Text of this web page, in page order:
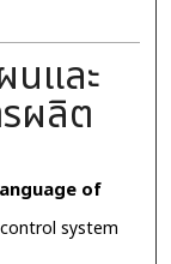
นและ
ผลิต
of
system